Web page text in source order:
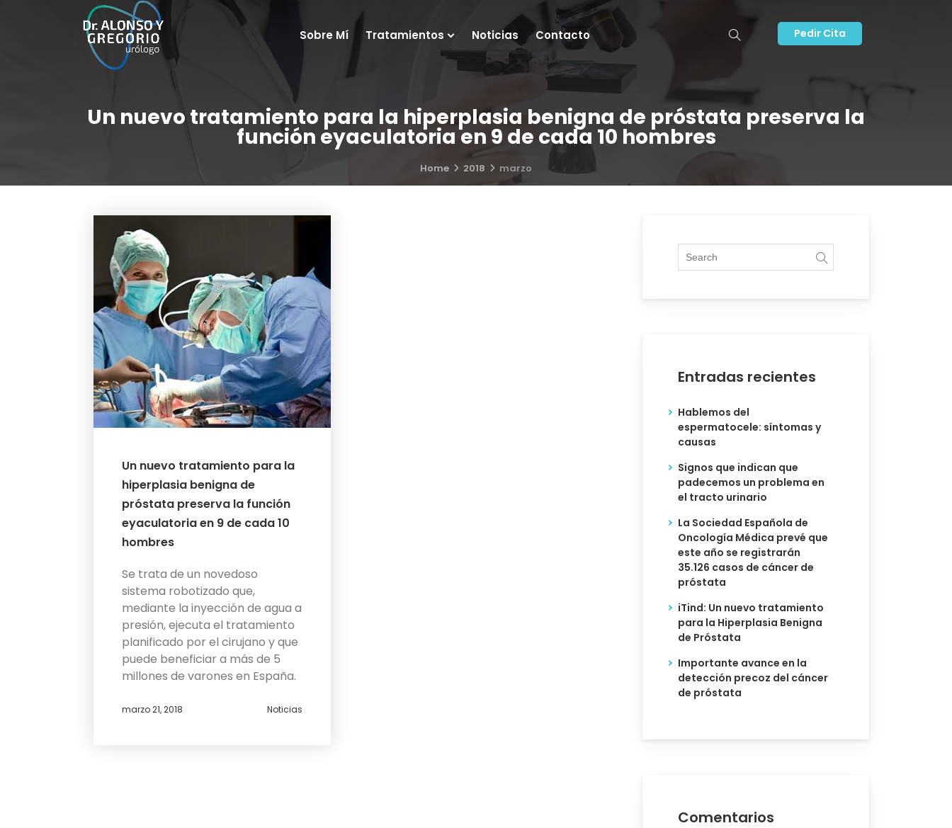
Sobre Mí Tratamientos Noticias Contacto Pedir Cita
Un nuevo tratamiento para la hiperplasia benigna de próstata preserva la
función eyaculatoria en 9 de cada 10 hombres
Home 2018 marzo
Un nuevo tratamiento para la
hiperplasia benigna de
próstata preserva la función
eyaculatoria en 9 de cada 10
hombres
Se trata de un novedoso
sistema robotizado que,
mediante la inyección de agua a
presión, ejecuta el tratamiento
planificado por el cirujano y que
puede beneficiar a más de 5
millones de varones en España.
marzo 21, 2018 Noticias
Entradas recientes
Hablemos del
espermatocele: síntomas y
causas
Signos que indican que
padecemos un problema en
el tracto urinario
La Sociedad Española de
Oncología Médica prevé que
este año se registrarán
35.126 casos de cáncer de
próstata
iTind: Un nuevo tratamiento
para la Hiperplasia Benigna
de Próstata
Importante avance en la
detección precoz del cáncer
de próstata
Comentarios